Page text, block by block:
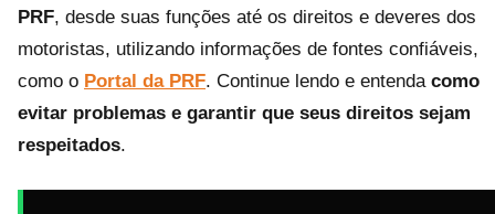
PRF, desde suas funções até os direitos e deveres dos
motoristas, utilizando informações de fontes confiáveis,
como o Portal da PRF. Continue lendo e entenda como
evitar problemas e garantir que seus direitos sejam
respeitados.